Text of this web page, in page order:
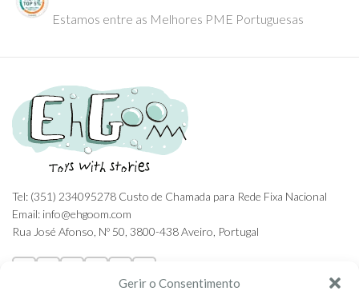
Gerir o Consentimento
Estamos entre as Melhores PME Portuguesas
Tel: (351) 234095278 Custo de Chamada para Rede Fixa Nacional
Email: info@ehgoom.com
Rua José Afonso, Nº 50, 3800-438 Aveiro, Portugal